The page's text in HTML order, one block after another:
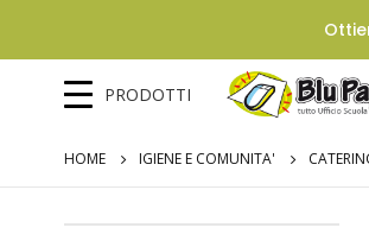
PRODOTTI
HOME IGIENE E COMUNITA'